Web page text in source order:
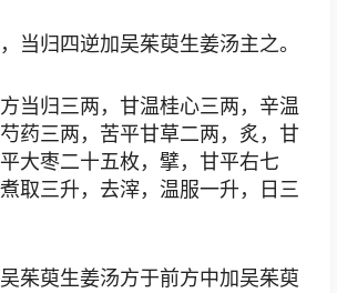
当归四逆加吴茱萸生姜汤主之。
当归三两，甘温桂心三两，辛温
药三两，苦平甘草二两，炙，甘
大枣二十五枚，擘，甘平右七
取三升，去滓，温服一升，日三
茱萸生姜汤方于前方中加吴茱萸